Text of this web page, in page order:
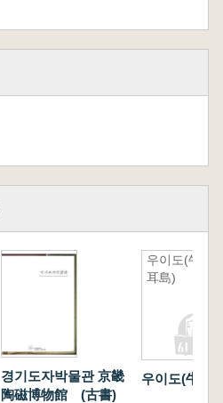
경기도자박물관 京畿
陶磁博物館 (古書)
우이도(牛
耳島)
우이도(牛耳